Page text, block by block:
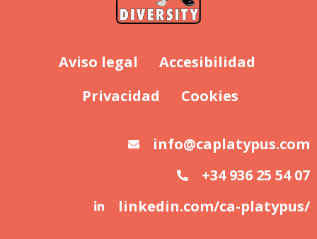
Aviso legal
Accesibilidad
Privacidad
Cookies
info@caplatypus.com
+34 936 25 54 07
linkedin.com/ca-platypus/